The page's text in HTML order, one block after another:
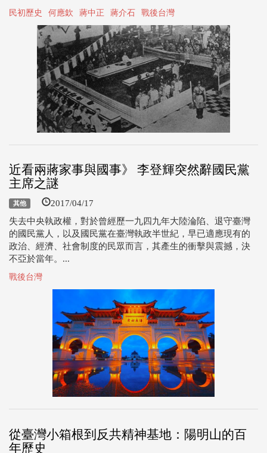
民初歷史 何應欽 蔣中正 蔣介石 戰後台灣
近看兩蔣家事與國事》 李登輝突然辭國民黨
主席之謎
其他 2017/04/17
失去中央執政權，對於曾經歷一九四九年大陸淪陷、退守臺灣
的國民黨人，以及國民黨在臺灣執政半世紀，早已適應現有的
政治、經濟、社會制度的民眾而言，其產生的衝擊與震撼，決
不亞於當年。...
戰後台灣
從臺灣小箱根到反共精神基地：陽明山的百
年歷史